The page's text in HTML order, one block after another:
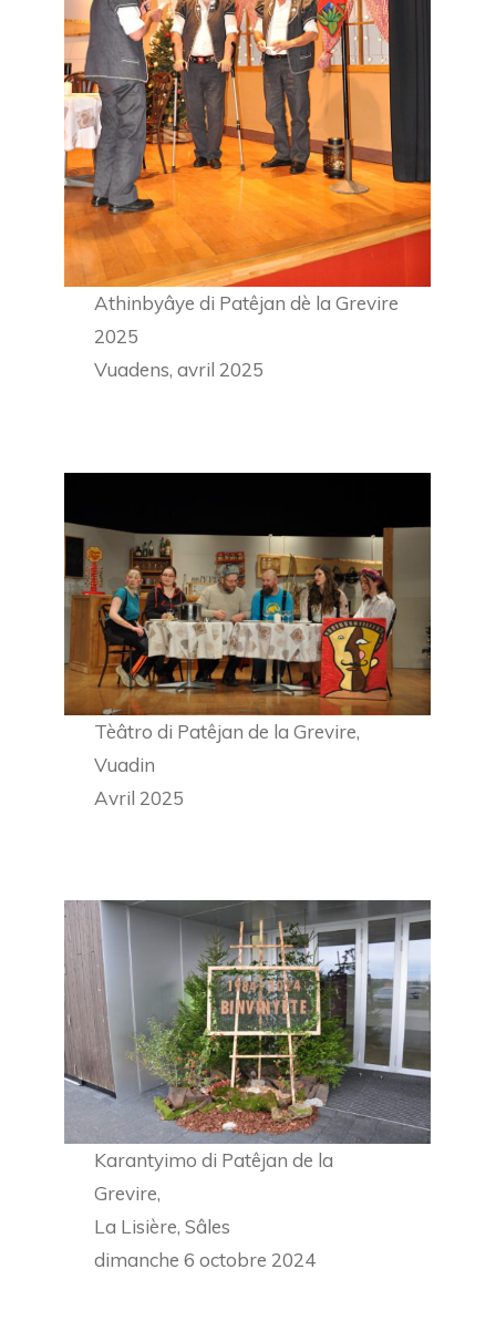
Athinbyâye di Patêjan dè la Grevire
2025
Vuadens, avril 2025
Tèâtro di Patêjan de la Grevire,
Vuadin
Avril 2025
Karantyimo di Patêjan de la
Grevire,
La Lisière, Sâles
dimanche 6 octobre 2024